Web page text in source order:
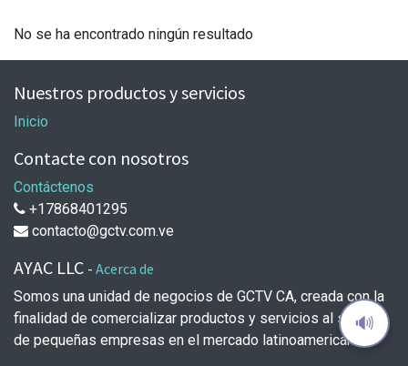
No se ha encontrado ningún resultado
Nuestros productos y servicios
Inicio
Contacte con nosotros
Contáctenos
+17868401295
contacto@gctv.com.ve
AYAC LLC - Acerca de
Somos una unidad de negocios de GCTV CA, creada con la
finalidad de comercializar productos y servicios al sector
de pequeñas empresas en el mercado latinoamericano
🔊